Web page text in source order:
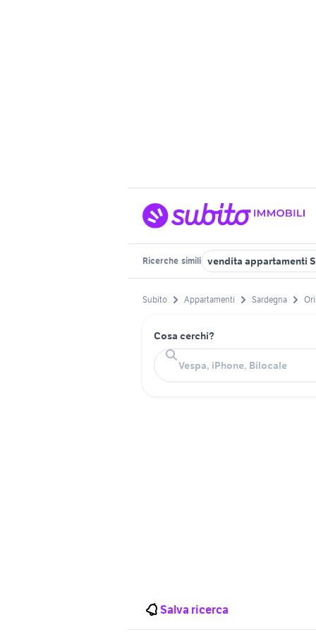
Ricerche simili vendita appartamenti
Subito Appartamenti Sardegna
Cosa cerchi?
Salva ricerca